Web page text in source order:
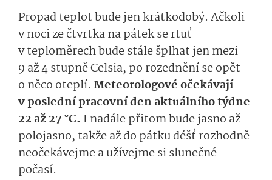
Propad teplot bude jen krátkodobý. Ačkoli
v noci ze čtvrtka na pátek se rtuť
v teploměrech bude stále šplhat jen mezi
9 až 4 stupně Celsia, po rozednění se opět
o něco oteplí. Meteorologové očekávají
v poslední pracovní den aktuálního týdne
22 až 27 °C. I nadále přitom bude jasno až
polojasno, takže až do pátku déšť rozhodně
neočekávejme a užívejme si slunečné
počasí.